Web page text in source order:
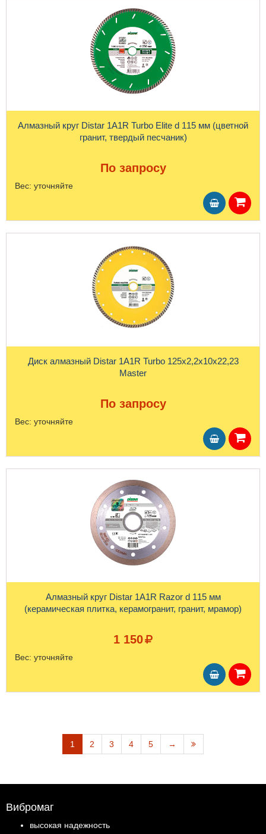
Алмазный круг Distar 1A1R Turbo Elite d 115 мм (цветной
гранит, твердый песчаник)
По запросу
Вес: уточняйте
Диск алмазный Distar 1A1R Turbo 125x2,2x10x22,23
Master
По запросу
Вес: уточняйте
Алмазный круг Distar 1A1R Razor d 115 мм
(керамическая плитка, керамогранит, гранит, мрамор)
1 150
Вес: уточняйте
1 2 3 4 5 →
Вибромаг
высокая надежность